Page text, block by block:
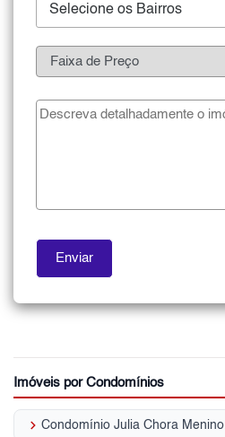
Selecione os Bairros
Imóveis por Condomínios
keyboard_arrow_right Condomínio Julia Chora Menino